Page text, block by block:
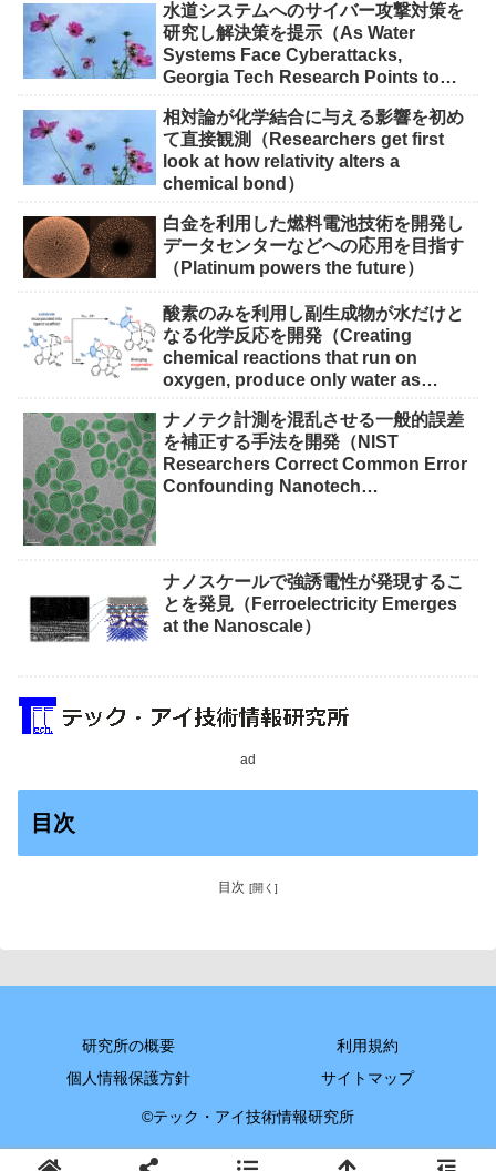
水道システムへのサイバー攻撃対策を
研究し解決策を提示（As Water
Systems Face Cyberattacks,
Georgia Tech Research Points to
相対論が化学結合に与える影響を初め
て直接観測（Researchers get first
look at how relativity alters a
chemical bond）
白金を利用した燃料電池技術を開発し
データセンターなどへの応用を目指す
（Platinum powers the future）
酸素のみを利用し副生成物が水だけと
なる化学反応を開発（Creating
chemical reactions that run on
oxygen, produce only water as
ナノテク計測を混乱させる一般的誤差
を補正する手法を開発（NIST
Researchers Correct Common Error
Confounding Nanotech
ナノスケールで強誘電性が発現するこ
とを発見（Ferroelectricity Emerges
at the Nanoscale）
ad
目次
目次
研究所の概要
利用規約
個人情報保護方針
サイトマップ
©テック・アイ技術情報研究所